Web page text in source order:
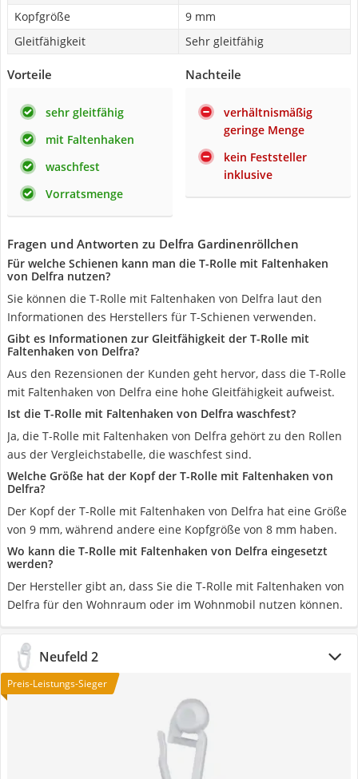
Kopfgröße
9 mm
Gleitfähigkeit
Sehr gleitfähig
Vorteile
sehr gleitfähig
mit Faltenhaken
waschfest
Vorratsmenge
Nachteile
verhältnismäßig
geringe Menge
kein Feststeller
inklusive
Fragen und Antworten zu Delfra Gardinenröllchen
Für welche Schienen kann man die T-Rolle mit Faltenhaken
von Delfra nutzen?
Sie können die T-Rolle mit Faltenhaken von Delfra laut den
Informationen des Herstellers für T-Schienen verwenden.
Gibt es Informationen zur Gleitfähigkeit der T-Rolle mit
Faltenhaken von Delfra?
Aus den Rezensionen der Kunden geht hervor, dass die T-Rolle
mit Faltenhaken von Delfra eine hohe Gleitfähigkeit aufweist.
Ist die T-Rolle mit Faltenhaken von Delfra waschfest?
Ja, die T-Rolle mit Faltenhaken von Delfra gehört zu den Rollen
aus der Vergleichstabelle, die waschfest sind.
Welche Größe hat der Kopf der T-Rolle mit Faltenhaken von
Delfra?
Der Kopf der T-Rolle mit Faltenhaken von Delfra hat eine Größe
von 9 mm, während andere eine Kopfgröße von 8 mm haben.
Wo kann die T-Rolle mit Faltenhaken von Delfra eingesetzt
werden?
Der Hersteller gibt an, dass Sie die T-Rolle mit Faltenhaken von
Delfra für den Wohnraum oder im Wohnmobil nutzen können.
Neufeld 2
Preis-Leistungs-Sieger